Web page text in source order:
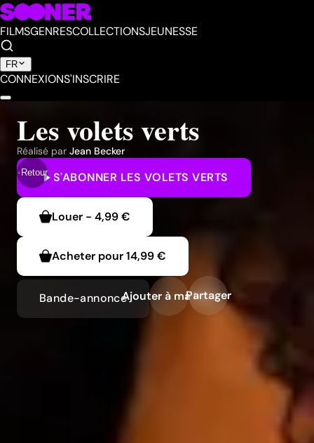
FILMSGENRESCOLLECTIONSJEUNESSE
FR
CONNEXIONS'INSCRIRE
Retour
Les volets verts
Réalisé par Jean Becker
S'ABONNER LES VOLETS VERTS
Louer - 4,99 €
Acheter pour14,99 €
Bande-annonceAjouter à ma liste
Partager